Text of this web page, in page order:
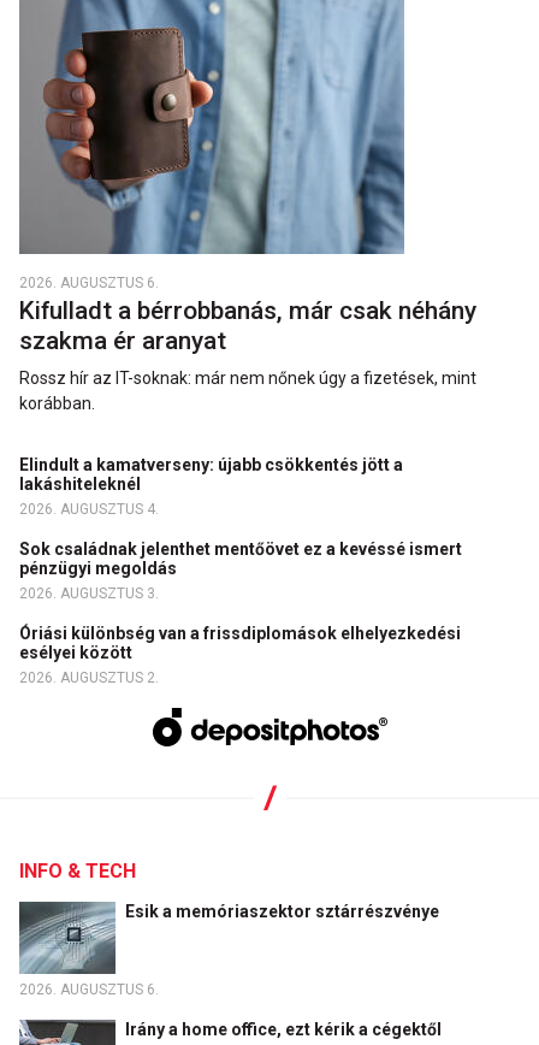
2026. AUGUSZTUS 6.
Kifulladt a bérrobbanás, már csak néhány
szakma ér aranyat
Rossz hír az IT-soknak: már nem nőnek úgy a fizetések, mint
korábban.
Elindult a kamatverseny: újabb csökkentés jött a
lakáshiteleknél
2026. AUGUSZTUS 4.
Sok családnak jelenthet mentőövet ez a kevéssé ismert
pénzügyi megoldás
2026. AUGUSZTUS 3.
Óriási különbség van a frissdiplomások elhelyezkedési
esélyei között
2026. AUGUSZTUS 2.
INFO & TECH
Esik a memóriaszektor sztárrészvénye
2026. AUGUSZTUS 6.
Irány a home office, ezt kérik a cégektől